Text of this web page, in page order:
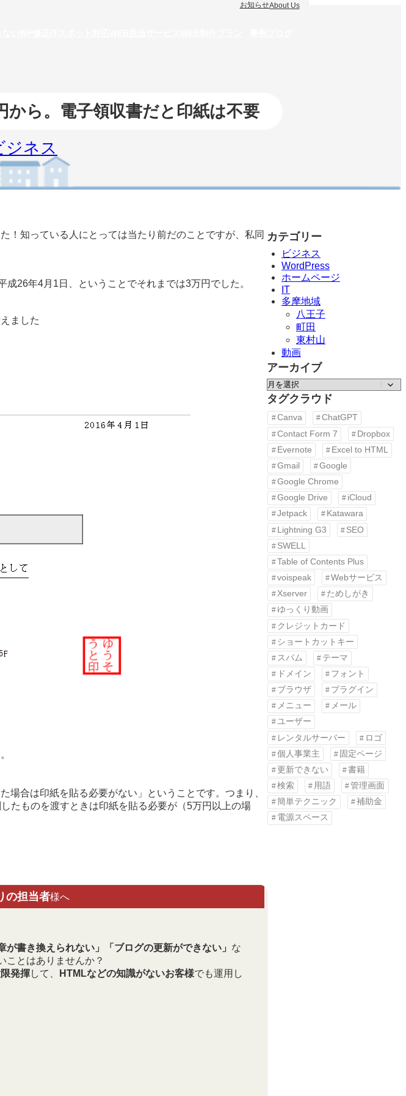
お知らせAbout Us
ら。電子領収書だと印紙は不要
ジネス
！知っている人にとっては当たり前だのことですが、私同
26年4月1日、ということでそれまでは3万円でした。
ました
合は印紙を貼る必要がない」ということです。つまり、
たものを渡すときは印紙を貼る必要が（5万円以上の場
の担当者様へ
が書き換えられない」「ブログの更新ができない」 な
ことはありませんか？
発揮して、 HTMLなどの知識がないお客様でも運用し
カテゴリー
ビジネス
WordPress
ホームページ
IT
多摩地域
八王子
町田
東村山
動画
アーカイブ
ア
ー
カ
イ
ブ
タグクラウド
Canva
ChatGPT
Contact Form 7
Dropbox
Evernote
Excel to HTML
Gmail
Google
Google Chrome
Google Drive
iCloud
Jetpack
Katawara
Lightning G3
SEO
SWELL
Table of Contents Plus
voispeak
Webサービス
Xserver
ためしがき
ゆっくり動画
クレジットカード
ショートカットキー
スパム
テーマ
ドメイン
フォント
ブラウザ
プラグイン
メニュー
メール
ユーザー
レンタルサーバー
ロゴ
個人事業主
固定ページ
更新できない
書籍
検索
用語
管理画面
簡単テクニック
補助金
電源スペース